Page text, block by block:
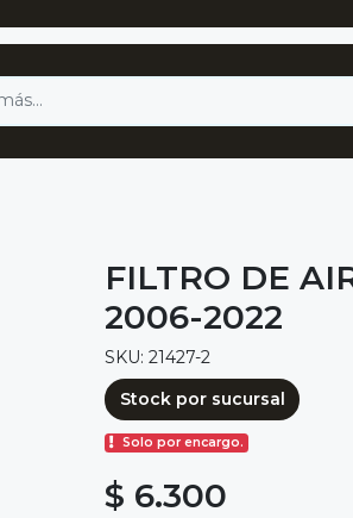
FILTRO DE
2006-2022
SKU: 21427-2
Stock por sucursal
Solo por encargo.
$ 6.300